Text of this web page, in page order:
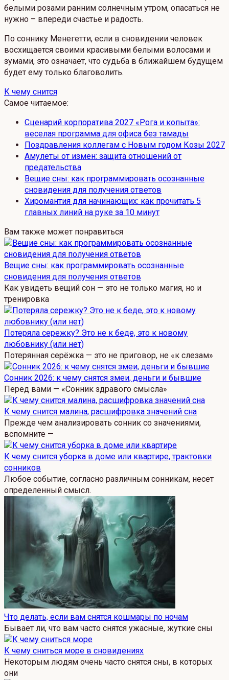
белыми розами ранним солнечным утром, опасаться не
нужно – впереди счастье и радость.
По соннику Менегетти, если в сновидении человек
восхищается своими красивыми белыми волосами и
зумами, это означает, что судьба в ближайшем будущем
будет ему только благоволить.
К чему снится
Самое читаемое:
Сценарий корпоратива 2027 «Рога и копыта»:
веселая программа для офиса без тамады
Поздравления коллегам с Новым годом Козы 2027
Амулеты от измен: защита отношений от
предательства
Вещие сны: как программировать осознанные
сновидения для получения ответов
Хиромантия для начинающих: как прочитать 5
главных линий на руке за 10 минут
Вам также может понравиться
Вещие сны: как программировать осознанные
сновидения для получения ответов
Как увидеть вещий сон — это не только магия, но и
тренировка
Потеряла сережку? Это не к беде, это к новому
любовнику (или нет)
Потерянная серёжка — это не приговор, не «к слезам»
Сонник 2026: к чему снятся змеи, деньги и бывшие
Перед вами — «Сонник здравого смысла»
К чему снится малина, расшифровка значений сна
Прежде чем анализировать сонник со значениями,
вспомните —
К чему снится уборка в доме или квартире, трактовки
сонников
Любое событие, согласно различным сонникам, несет
определенный смысл.
Что делать, если вам снятся кошмары по ночам
Бывает ли, что вам часто снятся ужасные, жуткие сны
К чему сниться море в сновидениях
Некоторым людям очень часто снятся сны, в которых
они